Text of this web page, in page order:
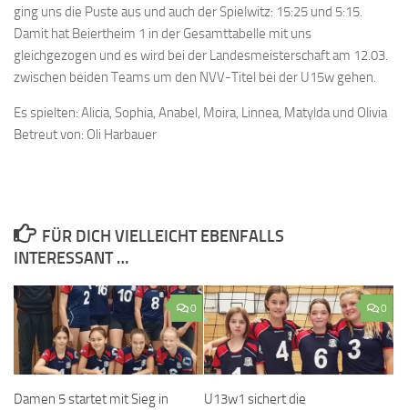
ging uns die Puste aus und auch der Spielwitz: 15:25 und 5:15.
Damit hat Beiertheim 1 in der Gesamttabelle mit uns
gleichgezogen und es wird bei der Landesmeisterschaft am 12.03.
zwischen beiden Teams um den NVV-Titel bei der U15w gehen.
Es spielten: Alicia, Sophia, Anabel, Moira, Linnea, Matylda und Olivia
Betreut von: Oli Harbauer
FÜR DICH VIELLEICHT EBENFALLS
INTERESSANT …
0
Damen 5 startet mit Sieg in
0
U13w1 sichert die